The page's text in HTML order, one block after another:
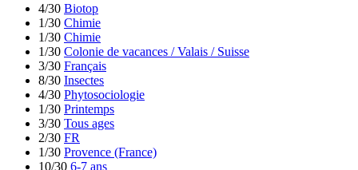
4/30 Biotop
1/30 Chimie
1/30 Chimie
1/30 Colonie de vacances / Valais / Suisse
3/30 Français
8/30 Insectes
4/30 Phytosociologie
1/30 Printemps
3/30 Tous ages
2/30 FR
1/30 Provence (France)
10/30 6-7 ans